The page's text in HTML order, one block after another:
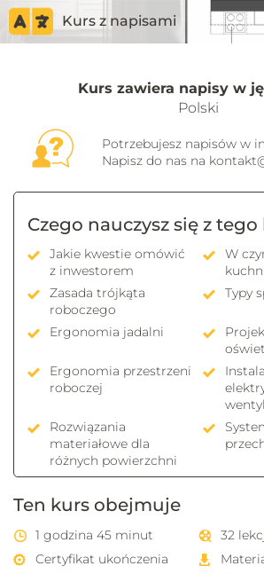
Kurs z napisami
Kurs zawiera napisy w
Polski
Potrzebujesz napisów w
Napisz do nas na
Czego nauczysz się z tego
Jakie kwestie omówić
z inwestorem
W
Zasada trójkąta
roboczego
Typy
Ergonomia jadalni
Ergonomia przestrzeni
roboczej
Rozwiązania
materiałowe dla
różnych powierzchni
Ten kurs obejmuje
1 godzina 45 minut
32
Certyfikat ukończenia